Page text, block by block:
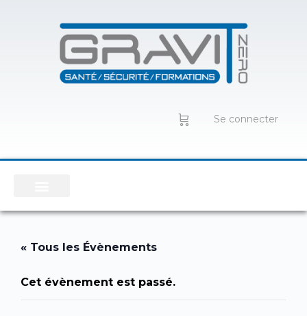
Se connecter
« Tous les Évènements
Cet évènement est passé.